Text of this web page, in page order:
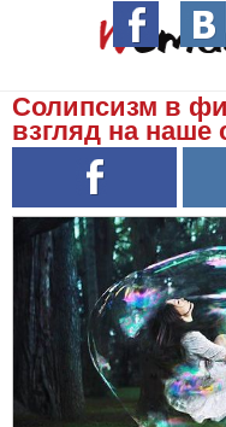
Солипсизм в
взгляд на наше